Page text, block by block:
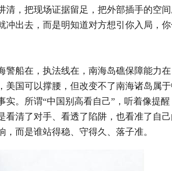
清，把现场证据留足，把外部插手的空
冲出去，而是明知道对方想引你入局，
警船在，执法线在，南海岛礁保障能力
美国可以撑腰，但改变不了南海诸岛属于
实。所谓“中国别高看自己”，听着像提
看清了对手、看透了陷阱，也看准了自
而是谁站得稳、守得久、落子准。